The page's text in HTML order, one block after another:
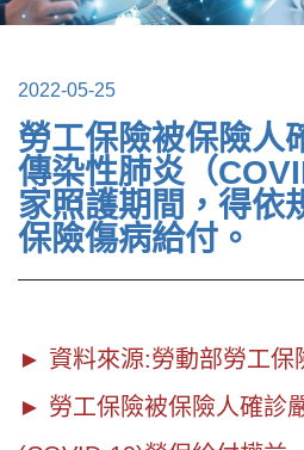
2022-05-25
勞工保險被保險人
傳染性肺炎（
家照護期間，得依
保險傷病給付。
► 資料來源:勞動部勞工保
► 勞工保險被保險人確診